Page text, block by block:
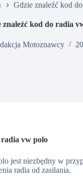
Gdzie znaleźć kod
znaleźć kod do radia
Motoznawcy
vw polo
jest niezbędny w
radia od zasilania.